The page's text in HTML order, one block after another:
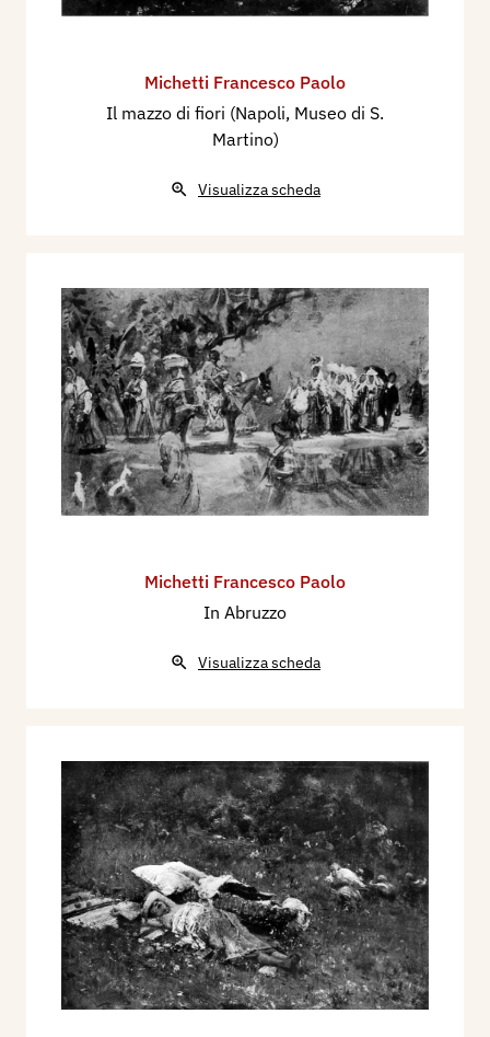
Michetti Francesco Paolo
Il mazzo di fiori (Napoli, Museo di S.
Martino)
Visualizza scheda
Michetti Francesco Paolo
In Abruzzo
Visualizza scheda